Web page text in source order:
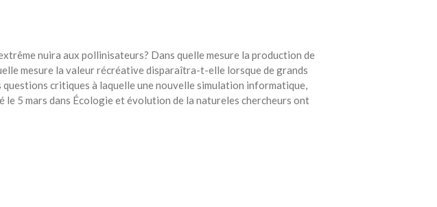
nuira aux pollinisateurs? Dans quelle mesure la production de
mesure la valeur récréative disparaîtra-t-elle lorsque de grands
critiques à laquelle une nouvelle simulation informatique,
5 mars dans Écologie et évolution de la natureles chercheurs ont